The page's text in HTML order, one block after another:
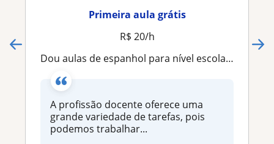
Primeira aula grátis
R$ 20/h
Dou aulas de espanhol para nível escolar e avançado
A profissão docente oferece uma
grande variedade de tarefas, pois
podemos trabalhar...